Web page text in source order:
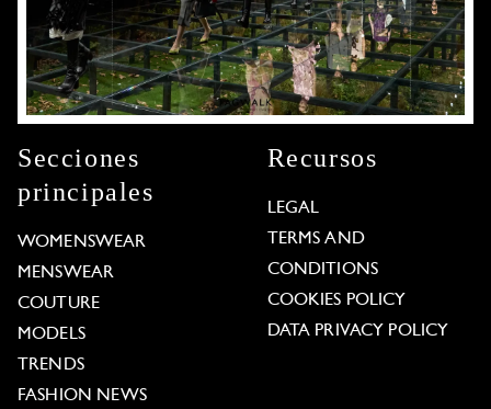
Secciones
principales
WOMENSWEAR
MENSWEAR
COUTURE
MODELS
TRENDS
FASHION NEWS
Recursos
LEGAL
TERMS AND
CONDITIONS
COOKIES POLICY
DATA PRIVACY POLICY